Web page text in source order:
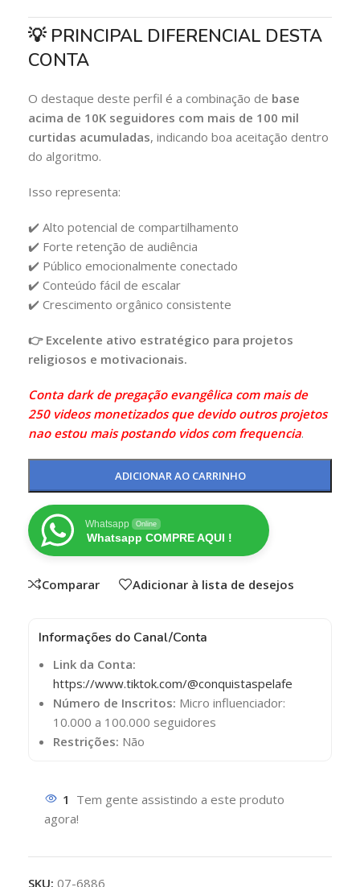
💡 PRINCIPAL DIFERENCIAL DESTA
CONTA
O destaque deste perfil é a combinação de base
acima de 10K seguidores com mais de 100 mil
curtidas acumuladas, indicando boa aceitação dentro
do algoritmo.
Isso representa:
✔️ Alto potencial de compartilhamento
✔️ Forte retenção de audiência
✔️ Público emocionalmente conectado
✔️ Conteúdo fácil de escalar
✔️ Crescimento orgânico consistente
👉 Excelente ativo estratégico para projetos
religiosos e motivacionais.
Conta dark de pregação evangêlica com mais de
250 videos monetizados que devido outros projetos
nao estou mais postando vidos com frequencia.
ADICIONAR AO CARRINHO
Whatsapp Online
Whatsapp COMPRE AQUI !
Comparar Adicionar à lista de desejos
Informações do Canal/Conta
Link da Conta:
https://www.tiktok.com/@conquistaspelafe
Número de Inscritos: Micro influenciador:
10.000 a 100.000 seguidores
Restrições: Não
1 Tem gente assistindo a este produto
agora!
SKU: 07-6886